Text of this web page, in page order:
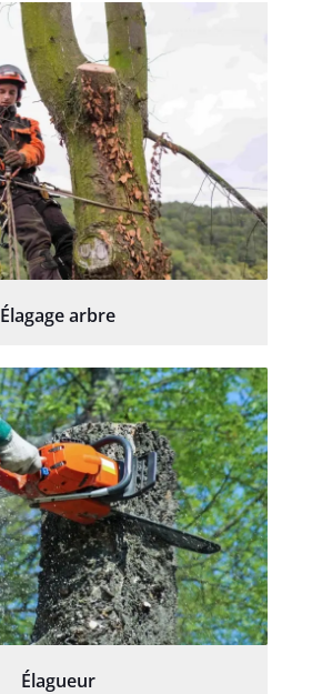
Élagage arbre
Élagueur